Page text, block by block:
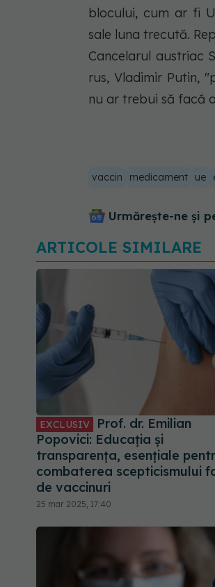
blocului, cum ar fi
sale luna trecută.
Cancelarul austriac
rus, Vladimir Putin,
nu ar trebui să facă
vaccin medicament ue
Urmărește-ne și
ARTICOLE SIMILARE
EXCLUSIV
Prof. dr. Emilian
Popovici: Educația și
transparența, esențiale
combaterea scepticismului
de vaccinuri
25 mar 2025, 17:40